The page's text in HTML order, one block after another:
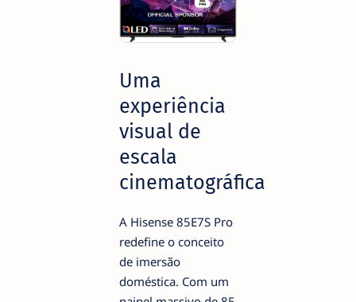
Uma
experiência
visual de
escala
cinematográfica
A Hisense 85E7S Pro
redefine o conceito
de imersão
doméstica. Com um